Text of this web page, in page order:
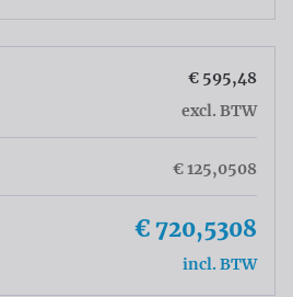
€ 595,48
excl. BTW
€ 125,0508
€ 720,5308
incl. BTW